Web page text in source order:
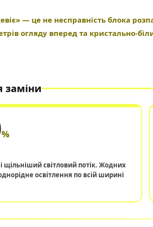
— це не несправність блока
огляду вперед та кристально-
заміни
%
щільніший світловий потік. Жодних
освітлення по всій ширині